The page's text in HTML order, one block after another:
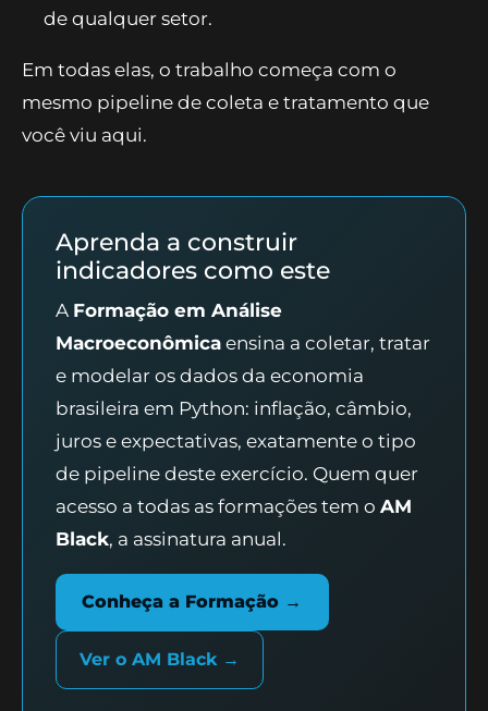
de qualquer setor.
Em todas elas, o trabalho começa com o
mesmo pipeline de coleta e tratamento que
você viu aqui.
Aprenda a construir
indicadores como este
A Formação em Análise
Macroeconômica ensina a coletar, tratar
e modelar os dados da economia
brasileira em Python: inflação, câmbio,
juros e expectativas, exatamente o tipo
de pipeline deste exercício. Quem quer
acesso a todas as formações tem o AM
Black, a assinatura anual.
Conheça a Formação →
Ver o AM Black →